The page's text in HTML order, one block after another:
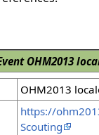
OHM2013
OHM2013
https://
Scouting